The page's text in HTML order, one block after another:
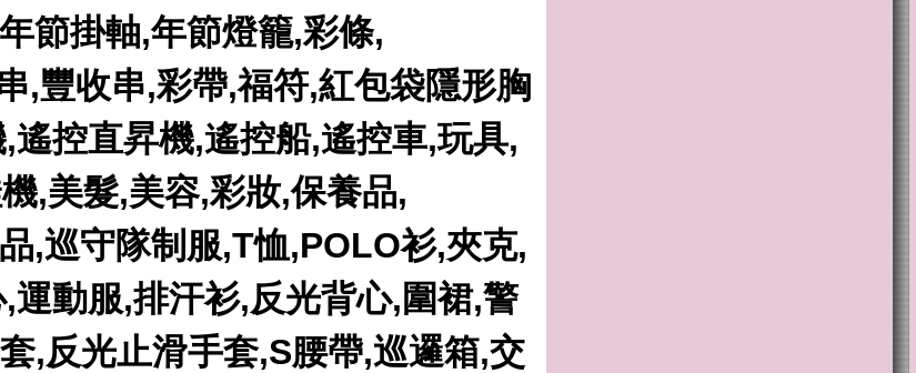
節掛軸,年節燈籠,彩條,
,豐收串,彩帶,福符,紅包袋隱形胸
遙控直昇機,遙控船,遙控車,玩具,
,美髮,美容,彩妝,保養品,
,巡守隊制服,T恤,POLO衫,夾克,
運動服,排汗衫,反光背心,圍裙,警
,反光止滑手套,S腰帶,巡邏箱,交